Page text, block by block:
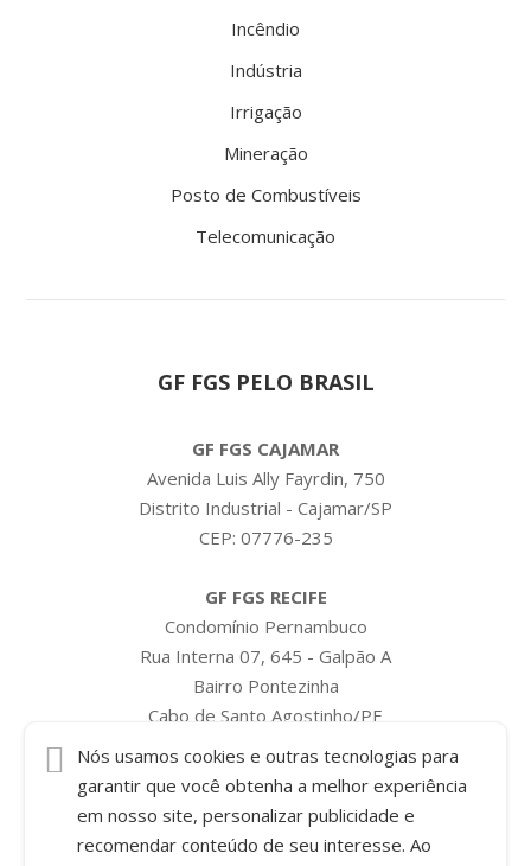
Incêndio
Indústria
Irrigação
Mineração
Posto de Combustíveis
Telecomunicação
GF FGS PELO BRASIL
GF FGS CAJAMAR
Avenida Luis Ally Fayrdin, 750
Distrito Industrial - Cajamar/SP
CEP: 07776-235
GF FGS RECIFE
Condomínio Pernambuco
Rua Interna 07, 645 - Galpão A
Bairro Pontezinha
Cabo de Santo Agostinho/PE
CEP: 54589-635
Nós usamos cookies e outras tecnologias para
garantir que você obtenha a melhor experiência
em nosso site, personalizar publicidade e
recomendar conteúdo de seu interesse. Ao